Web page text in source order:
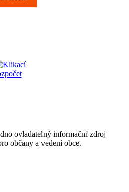
ovladatelný informační zdroj
občany a vedení obce.